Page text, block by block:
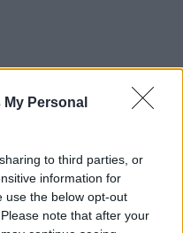
Personal
to third parties, or
information for
use the below opt-out
note that after your